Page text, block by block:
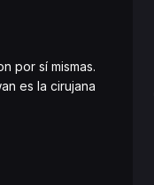
por sí mismas.
es la cirujana